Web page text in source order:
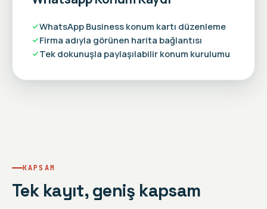
WhatsApp Business konum kartı düzenleme
Firma adıyla görünen harita bağlantısı
Tek dokunuşla paylaşılabilir konum kurulumu
KAPSAM
Tek kayıt, geniş kapsam